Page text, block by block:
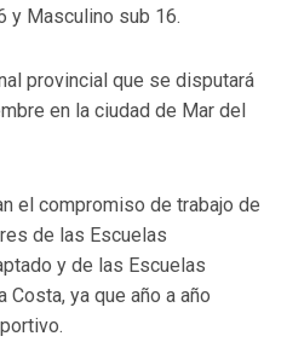
y Masculino sub 16.
provincial que se disputará
en la ciudad de Mar del
el compromiso de trabajo de
de las Escuelas
y de las Escuelas
ya que año a año